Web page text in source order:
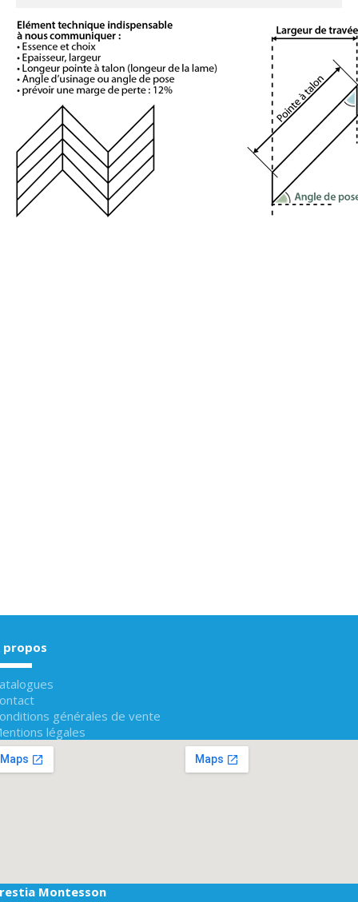
propos
générales de vente
légales
Montesson